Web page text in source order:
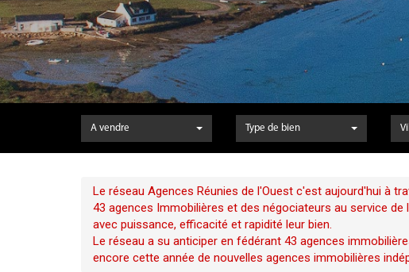
A vendre Type de bien
Le réseau Agences Réunies de l'Ouest c'est aujourd'hui à
43 agences Immobilières et des négociateurs au service
avec puissance, efficacité et rapidité leur bien.
Le réseau a su anticiper en fédérant 43 agences
encore cette année de nouvelles agences immobilières